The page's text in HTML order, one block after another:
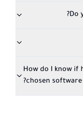
Do
How do I know if
chosen software?